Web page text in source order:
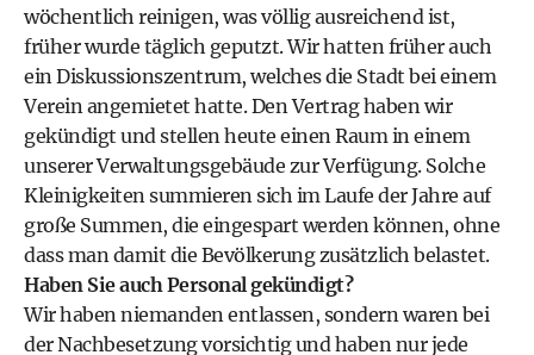
wöchentlich reinigen, was völlig ausreichend ist,
früher wurde täglich geputzt. Wir hatten früher auch
ein Diskussionszentrum, welches die Stadt bei einem
Verein angemietet hatte. Den Vertrag haben wir
gekündigt und stellen heute einen Raum in einem
unserer Verwaltungsgebäude zur Verfügung. Solche
Kleinigkeiten summieren sich im Laufe der Jahre auf
große Summen, die eingespart werden können, ohne
dass man damit die Bevölkerung zusätzlich belastet.
Haben Sie auch Personal gekündigt?
Wir haben niemanden entlassen, sondern waren bei
der Nachbesetzung vorsichtig und haben nur jede